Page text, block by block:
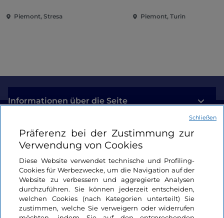
der Villa Taranto
Piemont, Stresa Piemont, Turin
Informationen über die Seite
Nützliche Links
Login
Bleiben wir in Kontakt
Präferenz bei der Zustimmung zur
Verwendung von Cookies
Diese Website verwendet technische und Profiling-
Cookies für Werbezwecke, um die Navigation auf der
Website zu verbessern und aggregierte Analysen
durchzuführen. Sie können jederzeit entscheiden,
welchen Cookies (nach Kategorien unterteilt) Sie
zustimmen, welche Sie verweigern oder widerrufen
Schließen